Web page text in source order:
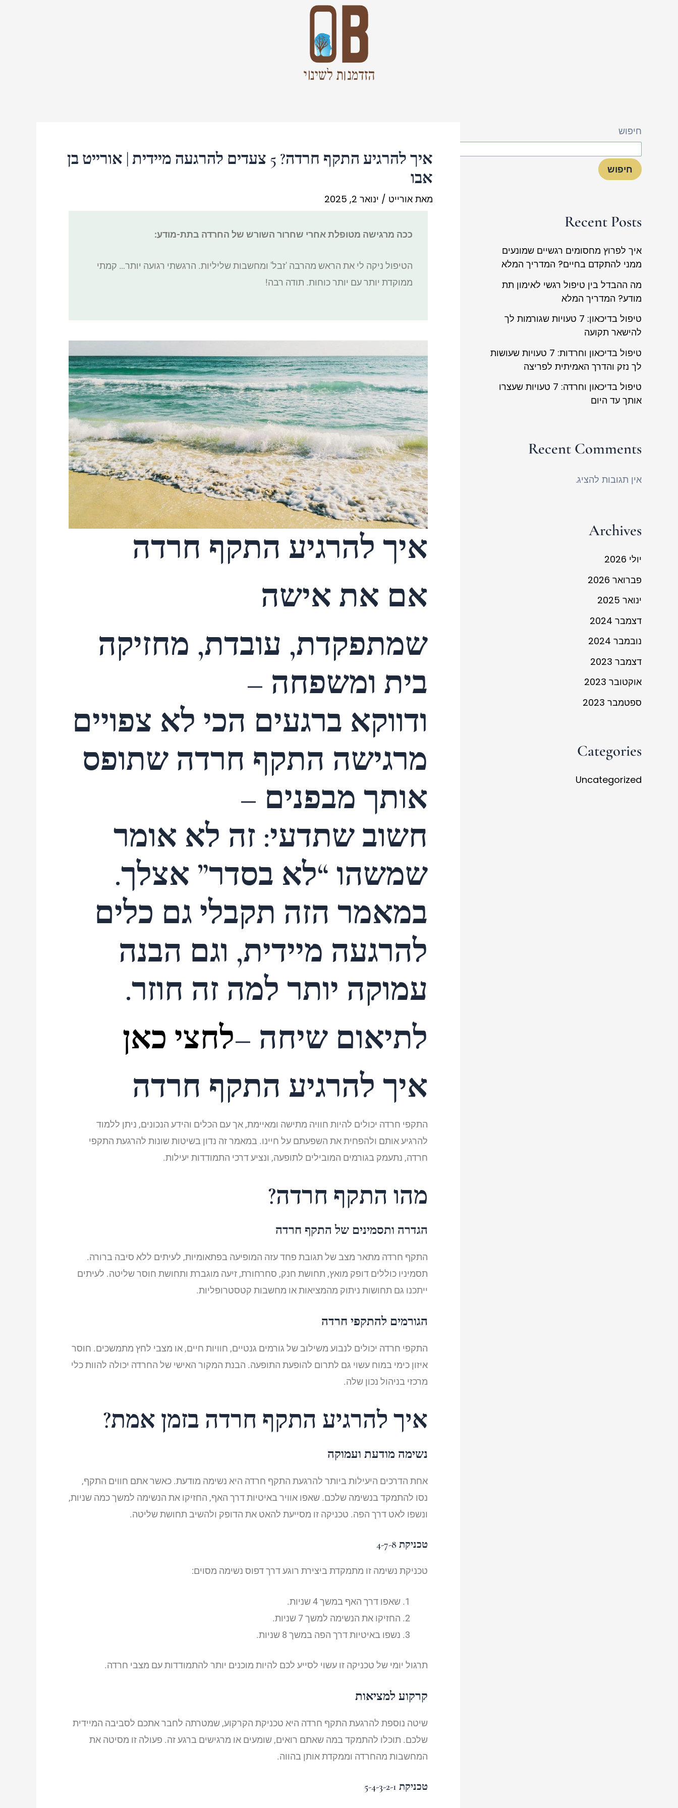
חיפוש
חיפוש
Recent Posts
איך לפרוץ מחסומים רגשיים שמונעים
ממני להתקדם בחיים? המדריך המלא
מה ההבדל בין טיפול רגשי לאימון תת
מודע? המדריך המלא
טיפול בדיכאון: 7 טעויות שגורמות לך
להישאר תקועה
טיפול בדיכאון וחרדות: 7 טעויות שעושות
לך נזק והדרך האמיתית לפריצה
טיפול בדיכאון וחרדה: 7 טעויות שעצרו
אותך עד היום
Recent Comments
אין תגובות להציג.
Archives
יולי 2026
פברואר 2026
ינואר 2025
דצמבר 2024
נובמבר 2024
דצמבר 2023
אוקטובר 2023
ספטמבר 2023
Categories
Uncategorized
איך להרגיע התקף חרדה? 5 צעדים להרגעה מיידית | אורייט בן
אבו
מאת אורייט / ינואר 2, 2025
ככה מרגישה מטופלת אחרי שחרור השורש של החרדה בתת-מודע:
הטיפול ניקה לי את הראש מהרבה 'זבל' ומחשבות שליליות. הרגשתי רגועה יותר… קמתי
ממוקדת יותר עם יותר כוחות. תודה רבה!
איך להרגיע התקף חרדה
אם את אישה
שמתפקדת, עובדת, מחזיקה
בית ומשפחה –
ודווקא ברגעים הכי לא צפויים
מרגישה התקף חרדה שתופס
אותך מבפנים –
חשוב שתדעי: זה לא אומר
שמשהו “לא בסדר” אצלך.
במאמר הזה תקבלי גם כלים
להרגעה מיידית, וגם הבנה
עמוקה יותר למה זה חוזר.
לתיאום שיחה –לחצי כאן
איך להרגיע התקף חרדה
התקפי חרדה יכולים להיות חוויה מתישה ומאיימת, אך עם הכלים והידע הנכונים, ניתן ללמוד
להרגיע אותם ולהפחית את השפעתם על חיינו. במאמר זה נדון בשיטות שונות להרגעת התקפי
חרדה, נתעמק בגורמים המובילים לתופעה, ונציע דרכי התמודדות יעילות.
מהו התקף חרדה?
הגדרה ותסמינים של התקף חרדה
התקף חרדה מתאר מצב של תגובת פחד עזה המופיעה בפתאומיות, לעיתים ללא סיבה ברורה.
תסמיניו כוללים דופק מואץ, תחושת חנק, סחרחורת, זיעה מוגברת ותחושת חוסר שליטה. לעיתים
ייתכנו גם תחושות ניתוק מהמציאות או מחשבות קטסטרופליות.
הגורמים להתקפי חרדה
התקפי חרדה יכולים לנבוע משילוב של גורמים גנטיים, חוויות חיים, או מצבי לחץ מתמשכים. חוסר
איזון כימי במוח עשוי גם לתרום להופעת התופעה. הבנת המקור האישי של החרדה יכולה להוות כלי
מרכזי בניהול נכון שלה.
איך להרגיע התקף חרדה בזמן אמת?
נשימה מודעת ועמוקה
אחת הדרכים היעילות ביותר להרגעת התקף חרדה היא נשימה מודעת. כאשר אתם חווים התקף,
נסו להתמקד בנשימה שלכם. שאפו אוויר באיטיות דרך האף, החזיקו את הנשימה למשך כמה שניות,
ונשפו לאט דרך הפה. טכניקה זו מסייעת להאט את הדופק ולהשיב תחושת שליטה.
טכניקת 4-7-8
טכניקת נשימה זו מתמקדת ביצירת רוגע דרך דפוס נשימה מסוים:
שאפו דרך האף במשך 4 שניות.
החזיקו את הנשימה למשך 7 שניות.
נשפו באיטיות דרך הפה במשך 8 שניות.
תרגול יומי של טכניקה זו עשוי לסייע לכם להיות מוכנים יותר להתמודדות עם מצבי חרדה.
קרקוע למציאות
שיטה נוספת להרגעת התקף חרדה היא טכניקת הקרקוע, שמטרתה לחבר אתכם לסביבה המיידית
שלכם. תוכלו להתמקד במה שאתם רואים, שומעים או מרגישים ברגע זה. פעולה זו מסיטה את
המחשבות מהחרדה וממקדת אותן בהווה.
טכניקת 5-4-3-2-1